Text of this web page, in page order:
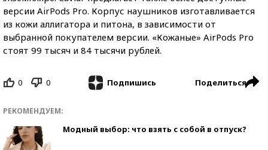
версии AirPods Pro. Корпус наушников изготавливается
из кожи аллигатора и питона, в зависимости от
выбранной покупателем версии. «Кожаные» AirPods Pro
стоят 99 тысяч и 84 тысячи рублей.
0 0 Подпишись Поделиться
РЕКОМЕНДУЕМ:
Модный выбор: что взять с собой в отпуск?